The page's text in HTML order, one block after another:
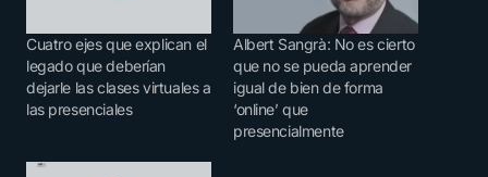
Cuatro ejes que explican el
legado que deberían
dejarle las clases virtuales a
las presenciales
Albert Sangrà: No es cierto
que no se pueda aprender
igual de bien de forma
‘online’ que
presencialmente